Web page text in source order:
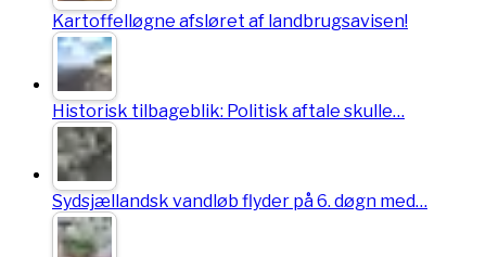
Kartoffelløgne afsløret af landbrugsavisen!
Historisk tilbageblik: Politisk aftale skulle…
Sydsjællandsk vandløb flyder på 6. døgn med…